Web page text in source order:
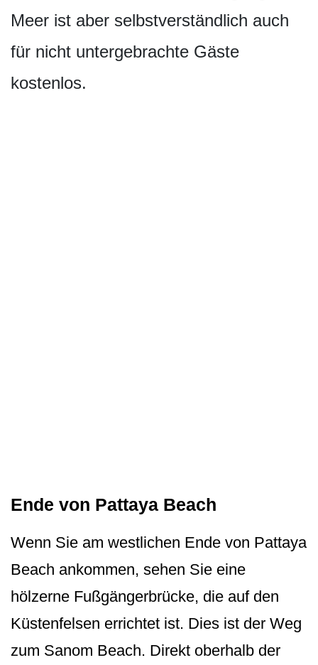
Meer ist aber selbstverständlich auch
für nicht untergebrachte Gäste
kostenlos.
Ende von Pattaya Beach
Wenn Sie am westlichen Ende von Pattaya
Beach ankommen, sehen Sie eine
hölzerne Fußgängerbrücke, die auf den
Küstenfelsen errichtet ist. Dies ist der Weg
zum Sanom Beach. Direkt oberhalb der